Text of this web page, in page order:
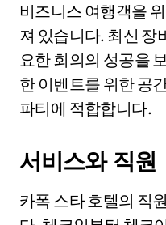
비즈니스 여행객을
져 있습니다. 최신 장
요한 회의의 성공을
한 이벤트를 위한 공
파티에 적합합니다.
서비스와 직원
카폭 스타 호텔의 직